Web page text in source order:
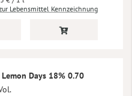
Lebensmittel Kennzeichnung
Days 18% 0.70